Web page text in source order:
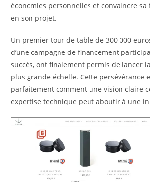
économies personnelles et convaincre
en son projet.
Un premier tour de table de 300 000
d’une campagne de financement
succès, ont finalement permis de lancer
plus grande échelle. Cette persévérance
parfaitement comment une vision claire
expertise technique peut aboutir à une